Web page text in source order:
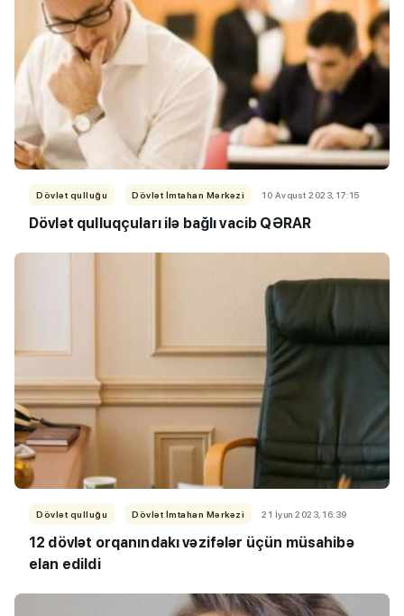
Dövlət qulluğu Dövlət İmtahan Mərkəzi 10 Avqust 2023, 17:15
Dövlət qulluqçuları ilə bağlı vacib QƏRAR
Dövlət qulluğu Dövlət İmtahan Mərkəzi 21 İyun 2023, 16:39
12 dövlət orqanındakı vəzifələr üçün müsahibə
elan edildi